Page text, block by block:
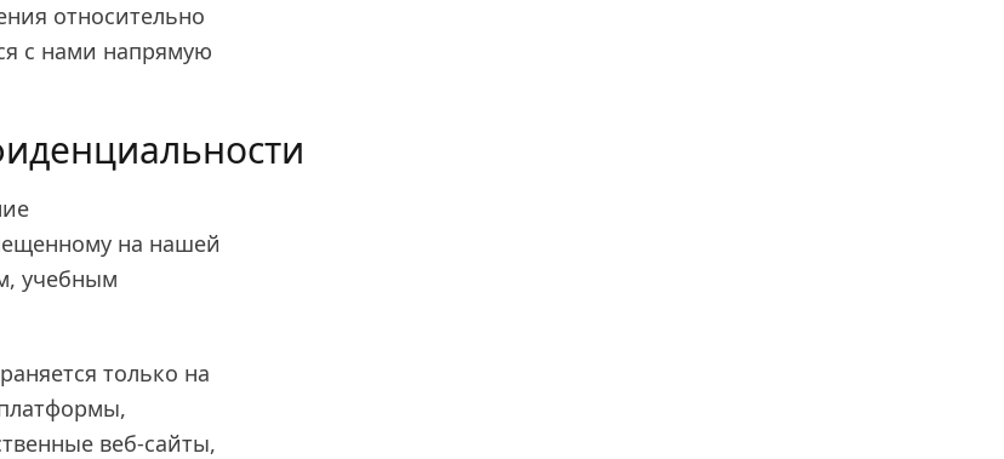
относительно
с нами напрямую
на нашей
учебным
только на
веб-сайты,